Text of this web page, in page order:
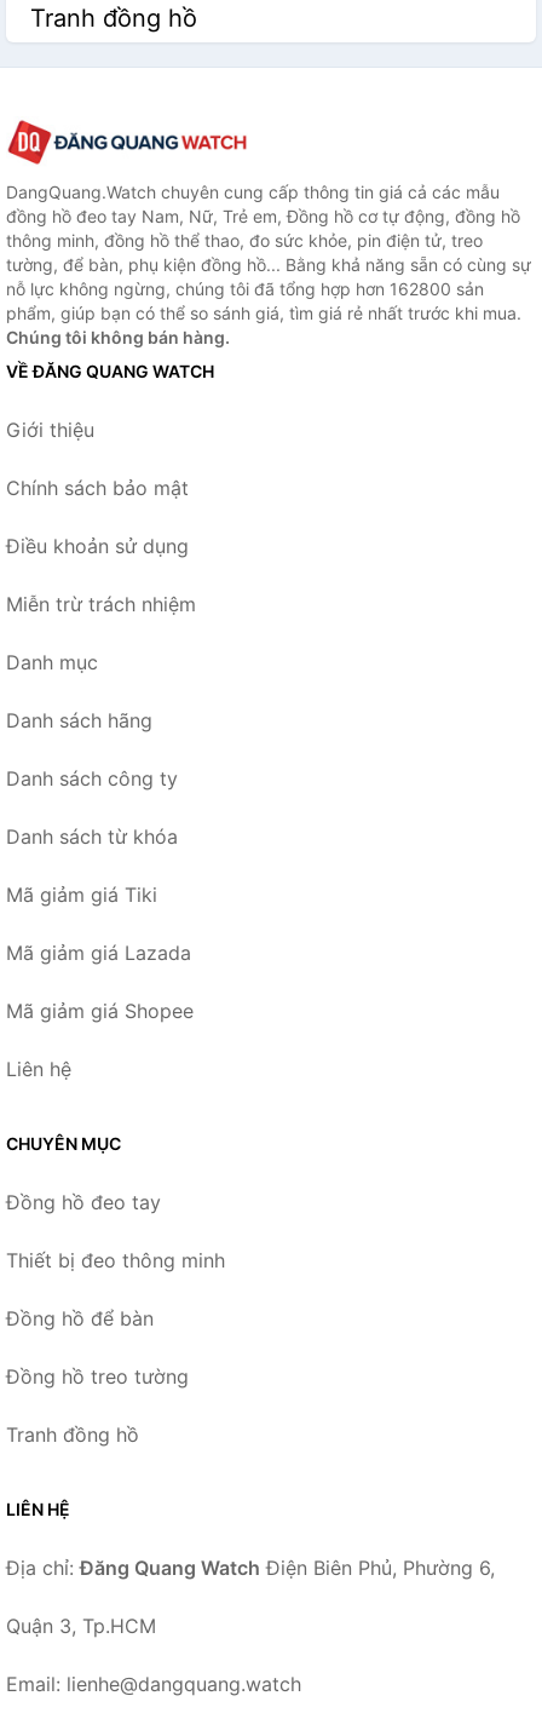
Tranh đồng hồ
DangQuang.Watch chuyên cung cấp thông tin giá cả các mẫu
đồng hồ đeo tay Nam, Nữ, Trẻ em, Đồng hồ cơ tự động, đồng hồ
thông minh, đồng hồ thể thao, đo sức khỏe, pin điện tử, treo
tường, để bàn, phụ kiện đồng hồ... Bằng khả năng sẵn có cùng sự
nỗ lực không ngừng, chúng tôi đã tổng hợp hơn 162800 sản
phẩm, giúp bạn có thể so sánh giá, tìm giá rẻ nhất trước khi mua.
Chúng tôi không bán hàng.
VỀ ĐĂNG QUANG WATCH
Giới thiệu
Chính sách bảo mật
Điều khoản sử dụng
Miễn trừ trách nhiệm
Danh mục
Danh sách hãng
Danh sách công ty
Danh sách từ khóa
Mã giảm giá Tiki
Mã giảm giá Lazada
Mã giảm giá Shopee
Liên hệ
CHUYÊN MỤC
Đồng hồ đeo tay
Thiết bị đeo thông minh
Đồng hồ để bàn
Đồng hồ treo tường
Tranh đồng hồ
LIÊN HỆ
Địa chỉ:Đăng Quang Watch Điện Biên Phủ, Phường 6,
Quận 3, Tp.HCM
Email: lienhe@dangquang.watch